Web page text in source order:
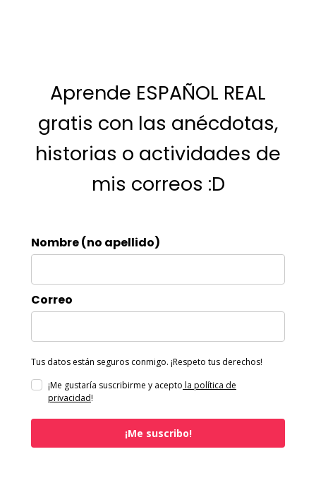
Aprende ESPAÑOL REAL
gratis con las anécdotas,
historias o actividades de
mis correos :D
Nombre (no apellido)
Correo
Tus datos están seguros conmigo. ¡Respeto tus derechos!
¡Me gustaría suscribirme y acepto la política de
privacidad!
¡Me suscribo!